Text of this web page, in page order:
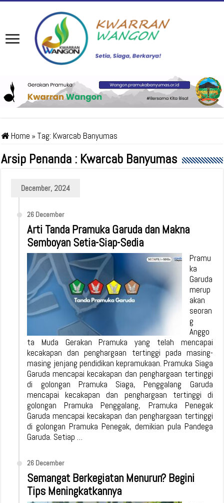
Home » Tag:Kwarcab Banyumas
Arsip Penanda : Kwarcab Banyumas
December, 2024
26 December
Arti Tanda Pramuka Garuda dan Makna
Semboyan Setia-Siap-Sedia
Pramu
ka
Garuda
merup
akan
seoran
g
Anggo
ta Muda Gerakan Pramuka yang telah mencapai
kecakapan dan penghargaan tertinggi pada masing-
masing jenjang pendidikan kepramukaan. Pramuka Siaga
Garuda mencapai kecakapan dan penghargaan tertinggi
di golongan Pramuka Siaga, Penggalang Garuda
mencapai kecakapan dan penghargaan tertinggi di
golongan Pramuka Penggalang, Pramuka Penegak
Garuda mencapai kecakapan dan penghargaan tertinggi
di golongan Pramuka Penegak, demikian pula Pandega
Garuda. Setiap …
26 December
Semangat Berkegiatan Menurun? Begini
Tips Meningkatkannya